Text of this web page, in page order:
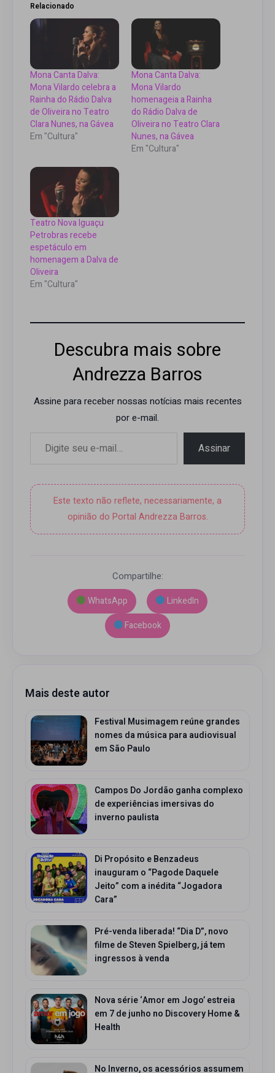
Relacionado
Mona Canta Dalva:
Mona Vilardo celebra a
Rainha do Rádio Dalva
de Oliveira no Teatro
Clara Nunes, na Gávea
Em "Cultura"
Mona Canta Dalva:
Mona Vilardo
homenageia a Rainha
do Rádio Dalva de
Oliveira no Teatro Clara
Nunes, na Gávea
Em "Cultura"
Teatro Nova Iguaçu
Petrobras recebe
espetáculo em
homenagem a Dalva de
Oliveira
Em "Cultura"
Descubra mais sobre
Andrezza Barros
Assine para receber nossas notícias mais recentes
por e-mail.
Assinar
Este texto não reflete, necessariamente, a
opinião do Portal Andrezza Barros.
Compartilhe:
WhatsApp
LinkedIn
Facebook
Mais deste autor
Festival Musimagem reúne grandes
nomes da música para audiovisual
em São Paulo
Campos Do Jordão ganha complexo
de experiências imersivas do
inverno paulista
Di Propósito e Benzadeus
inauguram o “Pagode Daquele
Jeito” com a inédita “Jogadora
Cara”
Pré-venda liberada! “Dia D”, novo
filme de Steven Spielberg, já tem
ingressos à venda
Nova série ‘Amor em Jogo’ estreia
em 7 de junho no Discovery Home &
Health
No Inverno, os acessórios assumem